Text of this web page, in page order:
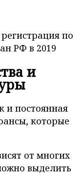
по
РФ в 2019
и
и постоянная
которые
от многих
выделить